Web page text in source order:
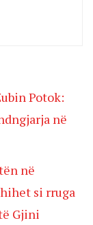
Potok:
në
në
si rruga
Gjini